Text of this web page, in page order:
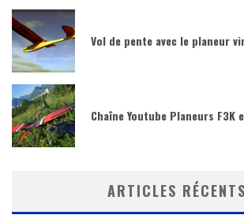
Vol de pente avec le planeur
Chaîne Youtube Planeurs F3K
ARTICLES RÉCENTS